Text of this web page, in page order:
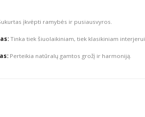
įkvėpti ramybės ir pusiausvyros.
Tinka tiek šiuolaikiniam, tiek klasikiniam interjerui.
Perteikia natūralų gamtos grožį ir harmoniją.